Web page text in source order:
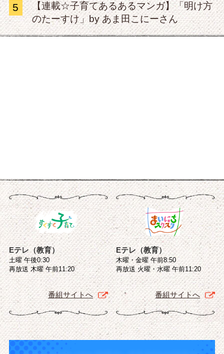
5
【連載☆子育てあるあるマンガ】「明け方
のたーすけ」by あま田こにーさん
Eテレ（教育）
土曜 午後0:30
再放送 木曜 午前11:20
番組サイトへ
Eテレ（教育）
木曜・金曜 午前8:50
再放送 火曜・水曜 午前11:20
番組サイトへ